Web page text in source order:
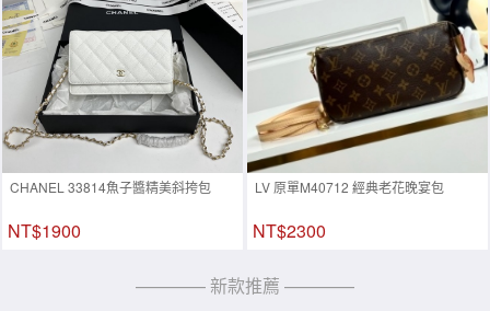
CHANEL 33814魚子醬精美斜挎包
NT$1900
LV 原單M40712 經典老花晚宴包
NT$2300
———— 新款推薦 ————